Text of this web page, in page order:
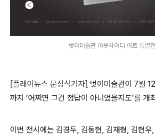
벗이미술관 아웃사이더 아트 특별전
[플레이뉴스 문성식기자] 벗이미술관이 7월
까지 ‘어쩌면 그건 정답이 아니었을지도’를 개
이번 전시에는 김경두, 김동현, 김재형, 김현